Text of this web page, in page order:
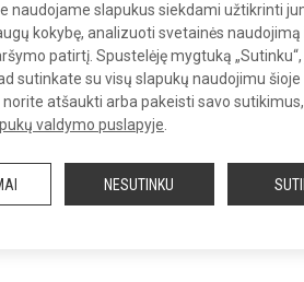
naudojame slapukus siekdami užtikrinti
kokybę, analizuoti svetainės naudojimą
patirtį. Spustelėję mygtuką „Sutinku“,
sutinkate su visų slapukų naudojimu šioje
norite atšaukti arba pakeisti savo
valdymo puslapyje
NESUTINKU
r. Viduklės Simono Stanevičiaus gimnazija. Visos